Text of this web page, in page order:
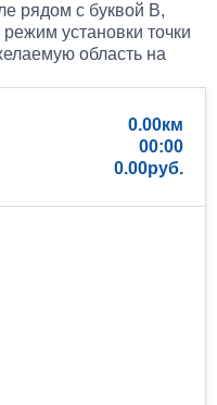
рядом с буквой B,
установки точки
область на
0.00
00:00
0.00